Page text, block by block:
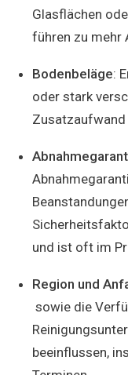
Glasflächen
führen zu mehr
Bodenbeläge:
oder stark
Zusatzaufwand
und ist oft im
Region und
sowie die
beeinflussen,